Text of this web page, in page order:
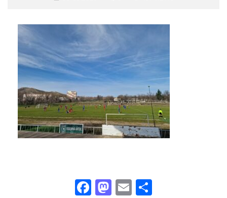
Facebook
Mastodon
Email